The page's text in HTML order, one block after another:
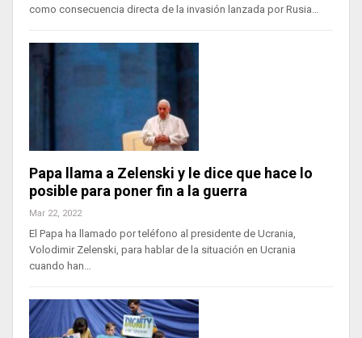
como consecuencia directa de la invasión lanzada por Rusia…
Papa llama a Zelenski y le dice que hace lo
posible para poner fin a la guerra
Mar 22, 2022
El Papa ha llamado por teléfono al presidente de Ucrania,
Volodimir Zelenski, para hablar de la situación en Ucrania
cuando han…